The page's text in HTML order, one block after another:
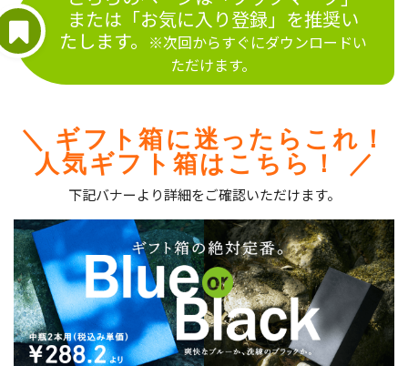
または「お気に入り登録」を推奨い
たします。
※次回からすぐにダウンロードい
ただけます。
＼ ギフト箱に迷ったらこれ！
人気ギフト箱はこちら！
／
下記バナーより詳細をご確認いただけます。